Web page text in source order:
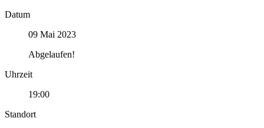
Datum
09 Mai 2023
Abgelaufen!
Uhrzeit
19:00
Standort